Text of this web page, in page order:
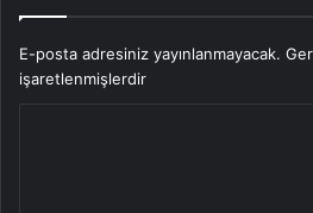
E-posta adresiniz yayınlanmayacak.
işaretlenmişlerdir